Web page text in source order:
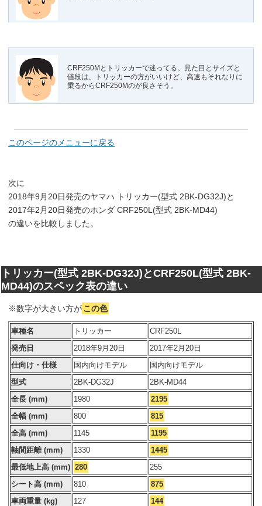
CRF250Mとトリッカーで迷ってる。見た目とサイズと
値段は、トリッカーの方がいいけど、高速もそれなりに
乗るからCRF250Mのが良さそう。
このページのメニューに戻る
次に
2018年9月20日発売のヤマハ トリッカー(型式 2BK-DG32J)と
2017年2月20日発売のホンダ CRF250L(型式 2BK-MD44)
の違いを比較しました。
トリッカー(型式 2BK-DG32J)とCRF250L(型式 2BK-
MD44)のスペック表の違い
※数字が大きい方がこの色
車種名 トリッカー
CRF250L
発売日
2018年9月20日
2017年2月20日
仕向け・仕様
国内向けモデル
国内向けモデル
型式
2BK-DG32J
2BK-MD44
全長 (mm)
1980
2195
全幅 (mm)
800
815
全高 (mm)
1145
1195
軸間距離 (mm)
1330
1445
最低地上高 (mm) 280
255
シート高 (mm)
810
875
車両重量 (kg)
127
144